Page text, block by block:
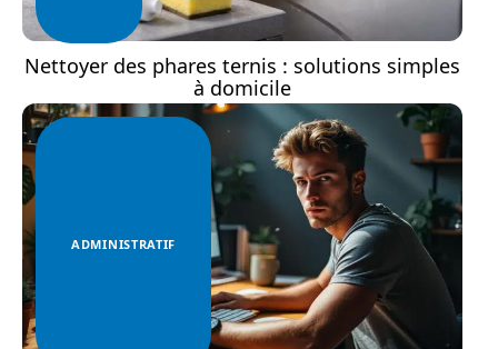
Nettoyer des phares ternis : solutions simples
à domicile
ADMINISTRATIF